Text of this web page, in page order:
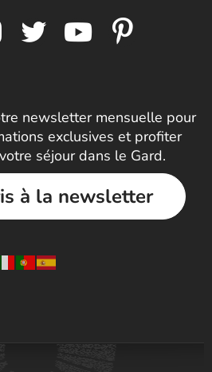
newsletter mensuelle pour
exclusives et profiter
séjour dans le Gard.
à la newsletter